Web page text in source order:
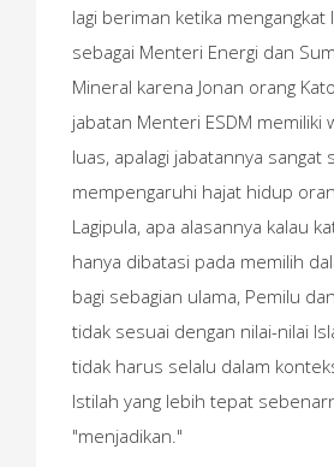
lagi beriman ketika mengangkat
sebagai Menteri Energi dan
Mineral karena Jonan orang
jabatan Menteri ESDM memiliki
luas, apalagi jabatannya sangat
mempengaruhi hajat hidup
Lagipula, apa alasannya kalau
hanya dibatasi pada memilih
bagi sebagian ulama, Pemilu
tidak sesuai dengan nilai-nilai
tidak harus selalu dalam
Istilah yang lebih tepat
"menjadikan."